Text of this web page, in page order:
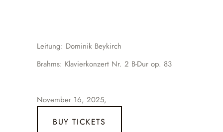
Leitung: Dominik Beykirch
Brahms: Klavierkonzert Nr. 2 B-Dur op. 83
November 16, 2025,
BUY TICKETS